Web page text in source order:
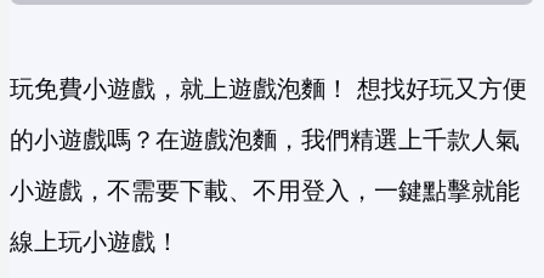
玩免費小遊戲，就上遊戲泡麵！ 想找好玩又方便
的小遊戲嗎？在遊戲泡麵，我們精選上千款人氣
小遊戲，不需要下載、不用登入，一鍵點擊就能
線上玩小遊戲！